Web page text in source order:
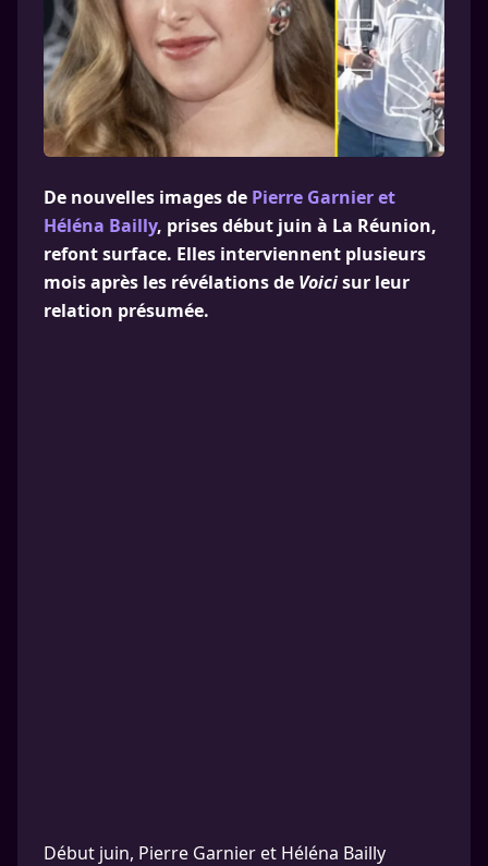
De nouvelles images de Pierre Garnier et
Héléna Bailly, prises début juin à La Réunion,
refont surface. Elles interviennent plusieurs
mois après les révélations de Voicisur leur
relation présumée.
Début juin, Pierre Garnier et Héléna Bailly